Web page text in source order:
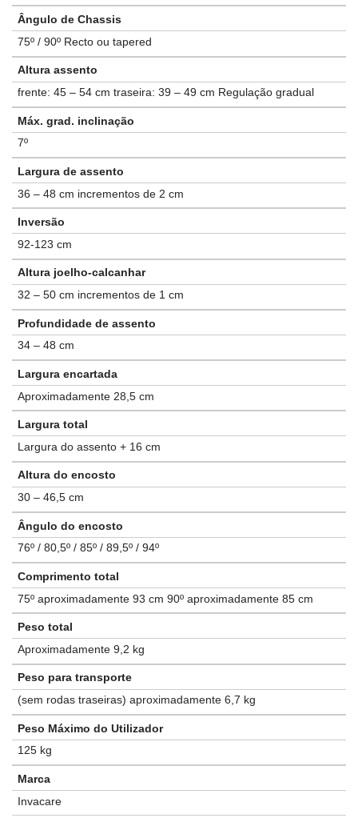
Ângulo de Chassis
75º / 90º Recto ou tapered
Altura assento
frente: 45 – 54 cm traseira: 39 – 49 cm Regulação gradual
Máx. grad. inclinação
7º
Largura de assento
36 – 48 cm incrementos de 2 cm
Inversão
92-123 cm
Altura joelho-calcanhar
32 – 50 cm incrementos de 1 cm
Profundidade de assento
34 – 48 cm
Largura encartada
Aproximadamente 28,5 cm
Largura total
Largura do assento + 16 cm
Altura do encosto
30 – 46,5 cm
Ângulo do encosto
76º / 80,5º / 85º / 89,5º / 94º
Comprimento total
75º aproximadamente 93 cm 90º aproximadamente 85 cm
Peso total
Aproximadamente 9,2 kg
Peso para transporte
(sem rodas traseiras) aproximadamente 6,7 kg
Peso Máximo do Utilizador
125 kg
Marca
Invacare